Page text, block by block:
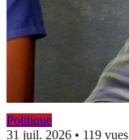
Politique
31 juil. 2026 • 119 vues